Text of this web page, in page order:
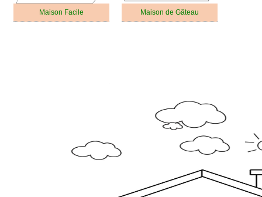
Maison Facile Maison de Gâteau